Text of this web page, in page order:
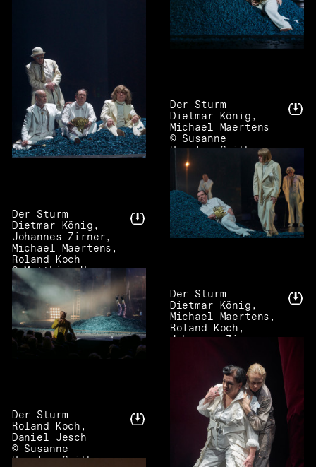
Der Sturm
Dietmar König,
Michael Maertens
© Susanne
Hassler-Smith
Der Sturm
Dietmar König,
Johannes Zirner,
Michael Maertens,
Roland Koch
© Matthias Horn
Der Sturm
Dietmar König,
Michael Maertens,
Roland Koch,
Johannes Zirner
Der Sturm
Roland Koch,
Daniel Jesch
© Susanne
Hassler-Smith